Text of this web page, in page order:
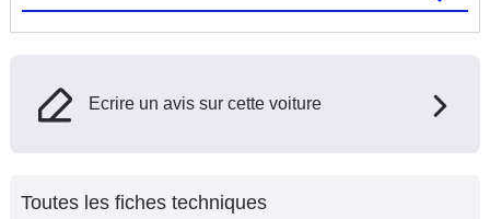
Ecrire un avis sur cette voiture
Toutes les fiches techniques